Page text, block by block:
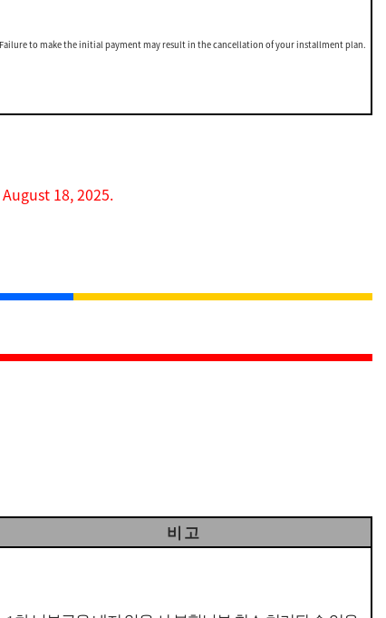
Failure to make the initial payment may result in the cancellation of your installment plan.
August 18, 2025.
비 고